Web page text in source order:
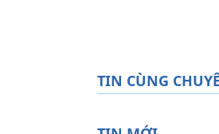
TIN CÙNG